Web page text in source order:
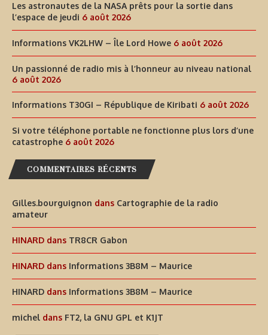
Les astronautes de la NASA prêts pour la sortie dans
l’espace de jeudi 6 août 2026
Informations VK2LHW – Île Lord Howe 6 août 2026
Un passionné de radio mis à l’honneur au niveau national
6 août 2026
Informations T30GI – République de Kiribati 6 août 2026
Si votre téléphone portable ne fonctionne plus lors d’une
catastrophe 6 août 2026
COMMENTAIRES RÉCENTS
Gilles.bourguignon dans Cartographie de la radio
amateur
HINARD dans TR8CR Gabon
HINARD dans Informations 3B8M – Maurice
HINARD dans Informations 3B8M – Maurice
michel dans FT2, la GNU GPL et K1JT